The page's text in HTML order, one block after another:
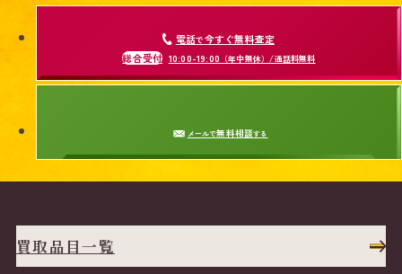
2
電話で今すぐ無料査定
総合受付 10:00-19:00 （年中無休）/通話料無料
メールで無料相談する
買取品目一覧